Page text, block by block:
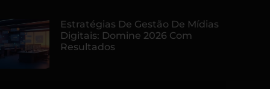
Estratégias De Gestão De Mídias
Digitais: Domine 2026 Com
Resultados